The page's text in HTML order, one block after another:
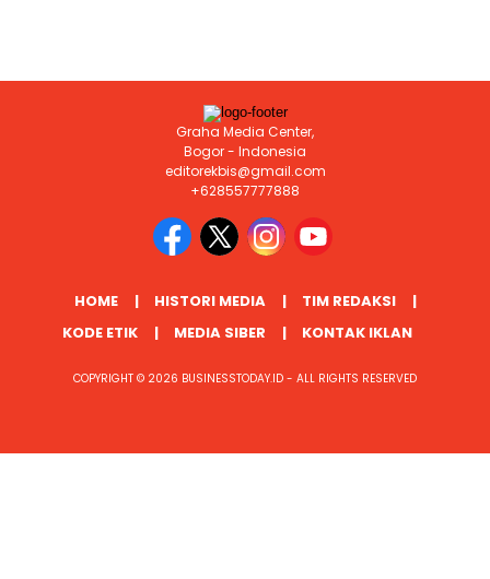
Graha Media Center,
Bogor - Indonesia
editorekbis@gmail.com
+628557777888
HOME HISTORI MEDIA
TIM REDAKSI
KODE ETIK
MEDIA SIBER KONTAK IKLAN
COPYRIGHT © 2026 BUSINESSTODAY.ID - ALL RIGHTS RESERVED